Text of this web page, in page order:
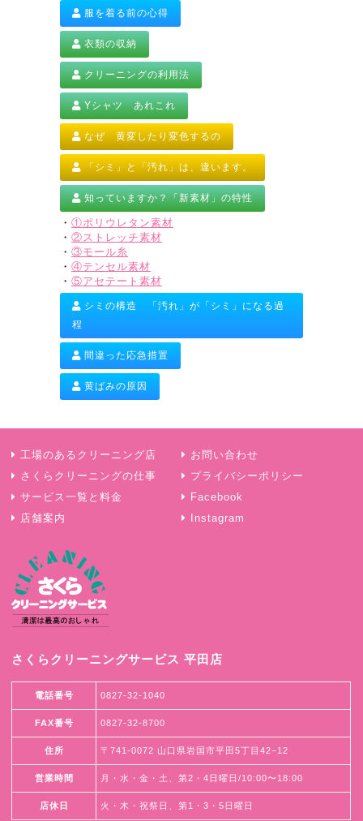
服を着る前の心得
衣類の収納
クリーニングの利用法
Yシャツ あれこれ
なぜ 黄変したり変色するの
「シミ」と「汚れ」は、違います。
知っていますか？「新素材」の特性
・ ①ポリウレタン素材
・ ②ストレッチ素材
・ ③モール糸
・ ④テンセル素材
・ ⑤アセテート素材
シミの構造 「汚れ」が「シミ」になる過
程
間違った応急措置
黄ばみの原因
工場のあるクリーニング店
さくらクリーニングの仕事
サービス一覧と料金
店舗案内
お問い合わせ
プライバシーポリシー
Facebook
Instagram
さくらクリーニングサービス 平田店
電話番号 0827-32-1040
FAX番号 0827-32-8700
住所 〒741-0072 山口県岩国市平田5丁目42−12
営業時間 月・水・金・土、第2・4日曜日/10:00〜18:00
店休日 火・木・祝祭日、第1・3・5日曜日